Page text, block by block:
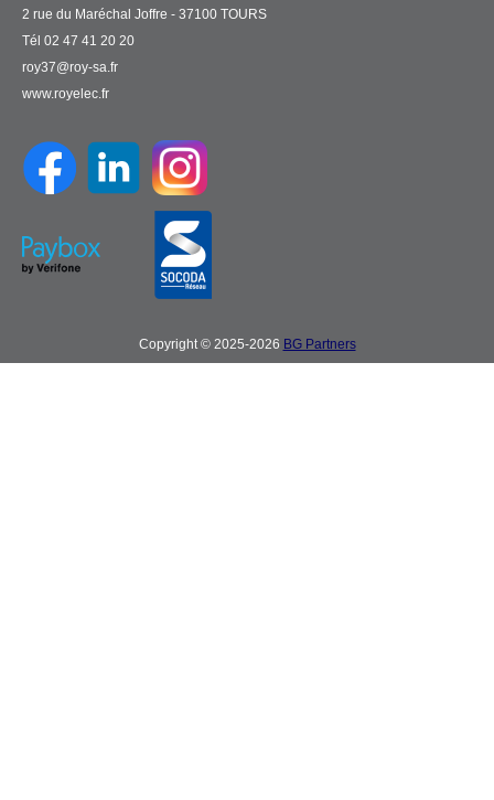
2 rue du Maréchal Joffre - 37100 TOURS
Tél 02 47 41 20 20
roy37@roy-sa.fr
www.royelec.fr
Copyright © 2025-2026 BG Partners